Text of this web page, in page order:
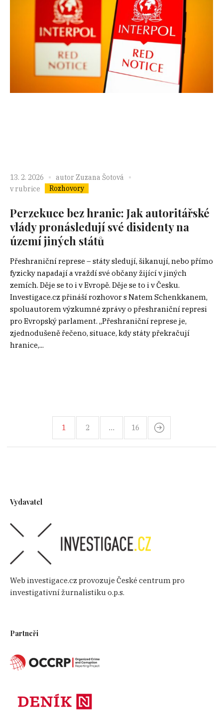
13. 2. 2026 autor Zuzana Šotová
v rubrice
Rozhovory
Perzekuce bez hranic: Jak autoritářské
vlády pronásledují své disidenty na
území jiných států
Přeshraniční represe – státy sledují, šikanují, nebo přímo
fyzicky napadají a vraždí své občany žijící v jiných
zemích. Děje se to i v Evropě. Děje se to i v Česku.
Investigace.cz přináší rozhovor s Natem Schenkkanem,
spoluautorem výzkumné zprávy o přeshraniční represi
pro Evropský parlament. „Přeshraniční represe je,
zjednodušeně řečeno, situace, kdy státy překračují
hranice,...
1 2 … 16
Vydavatel
Web investigace.cz provozuje České centrum pro
investigativní žurnalistiku o.p.s.
Partneři